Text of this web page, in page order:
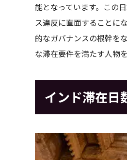
能となっています。この
ス違反に直面することに
的なガバナンスの根幹を
な滞在要件を満たす人物
インド滞在日